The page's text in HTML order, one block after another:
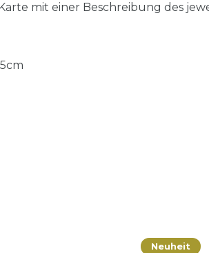
mit einer Beschreibung des
Neuheit